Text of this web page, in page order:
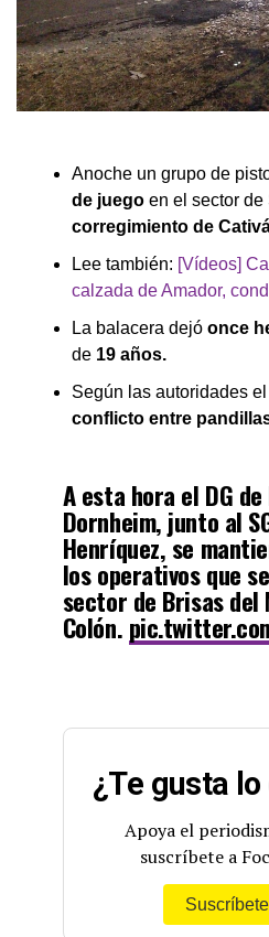
Anoche un grupo de
de juego en el sector de
corregimiento de
Lee también: [Vídeos]
calzada de Amador,
La balacera dejó once
de 19 años.
Según las autoridades
conflicto entre
A esta hora el DG de
Dornheim, junto al
Henríquez, se
los operativos que
sector de Brisas del
Colón.
¿Te gusta
Apoya el
suscríbete a